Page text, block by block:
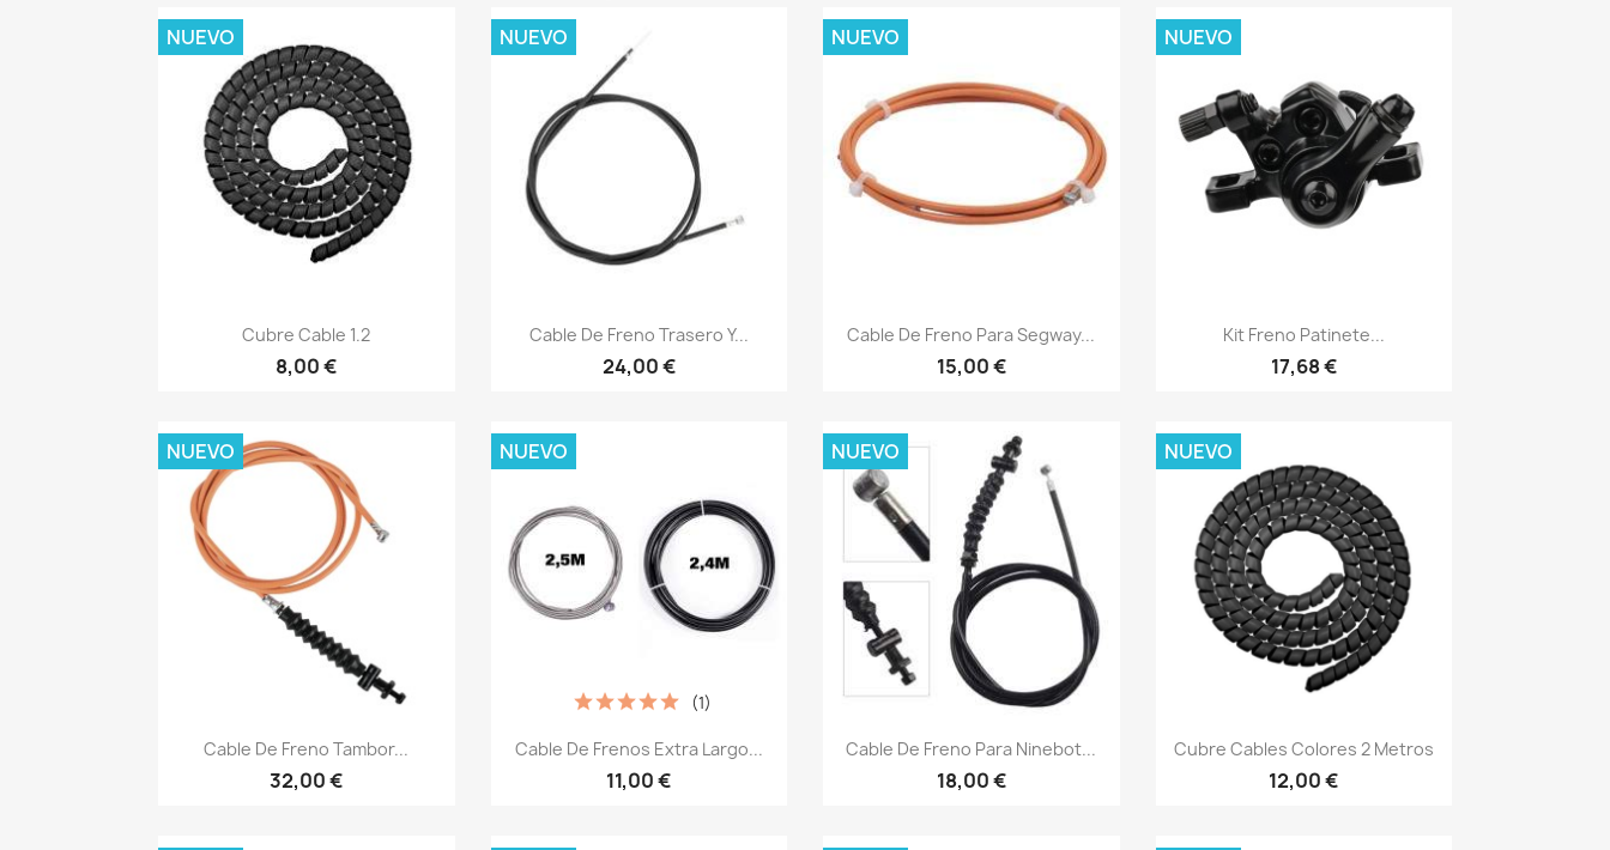
Vista rápida
Cubre Cable 1.2
8,00 €
NUEVO
Vista rápida
Cable De Freno Trasero Y...
24,00 €
NUEVO
Vista rápida
Cable De Freno Para Segway...
15,00 €
NUEVO
Vista rápida
Kit Freno Patinete...
17,68 €
NUEVO
Vista rápida
Cable De Freno Tambor...
32,00 €
NUEVO
Vista rápida
Cable De Frenos Extra Largo...
11,00 €
(1)
NUEVO
Vista rápida
Cable De Freno Para Ninebot...
18,00 €
NUEVO
Vista rápida
Cubre Cables Colores 2 Metros
12,00 €
NUEVO